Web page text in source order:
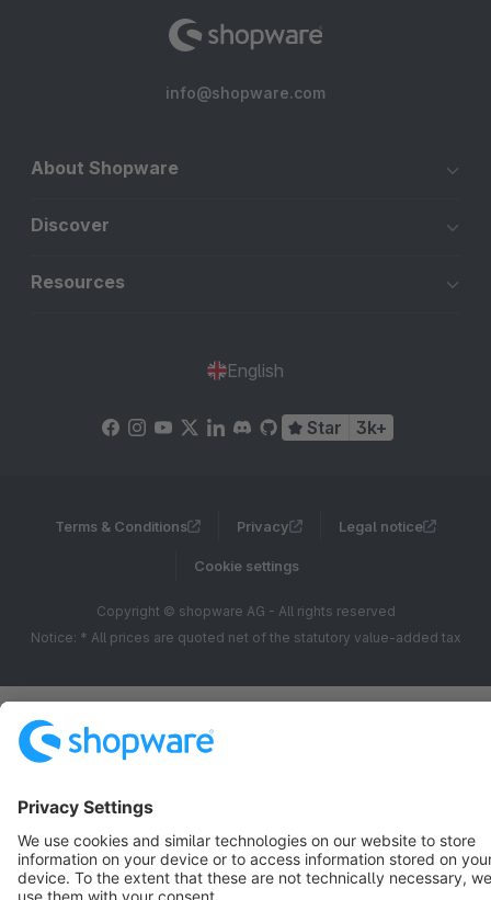
info@shopware.com
About Shopware
Discover
Resources
English
Star 3k+
Terms & Conditions Privacy Legal notice
Cookie settings
Copyright © shopware AG - All rights reserved
Notice: * All prices are quoted net of the statutory value-added tax